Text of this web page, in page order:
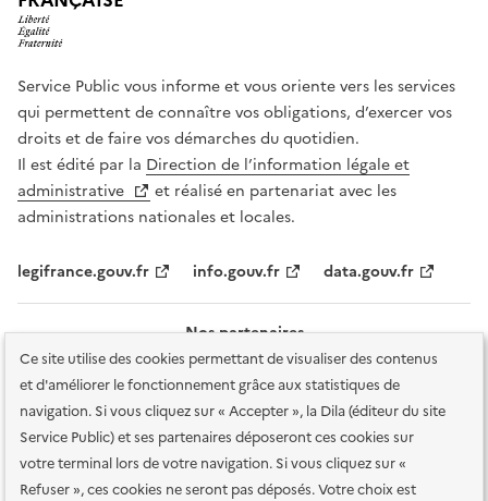
Ce site utilise des cookies permettant de visualiser des contenus
et d'améliorer le fonctionnement grâce aux statistiques de
navigation. Si vous cliquez sur « Accepter », la Dila (éditeur du site
Service Public) et ses partenaires déposeront ces cookies sur
votre terminal lors de votre navigation. Si vous cliquez sur «
Refuser », ces cookies ne seront pas déposés. Votre choix est
Service Public vous informe et vous oriente vers les services
qui permettent de connaître vos obligations, d’exercer vos
droits et de faire vos démarches du quotidien.
Il est édité par la Direction de l’information légale et
administrative
et réalisé en partenariat avec les
administrations nationales et locales.
legifrance.gouv.fr info.gouv.fr data.gouv.fr
Nos partenaires
Plan du site Accessibilité : totalement conforme
Accessibilité des